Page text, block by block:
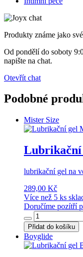
Produkty známe jako
Od pondělí do soboty
napište na chat.
Otevřít chat
Podobné
Mister Size
Lubrikační
lubrikační gel na
289,00 Kč
Více než 5 ks
Doručíme pozítří
Přidat do košíku
Boyglide